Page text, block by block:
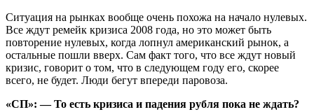
Ситуация на рынках вообще очень похожа на начало нулевых.
Все ждут ремейк кризиса 2008 года, но это может быть
повторение нулевых, когда лопнул американский рынок, а
остальные пошли вверх. Сам факт того, что все ждут новый
кризис, говорит о том, что в следующем году его, скорее
всего, не будет. Люди бегут впереди паровоза.
«СП»: — То есть кризиса и падения рубля пока не ждать?